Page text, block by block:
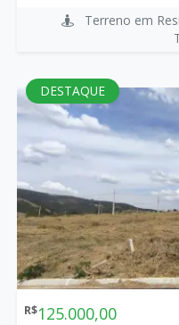
Terreno em
DESTAQUE
R$125.000,00